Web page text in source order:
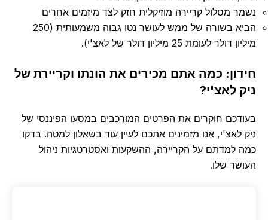
נשמר מסלול קריירה מוזיקלית חזק לצד מיזמים אחרים
הביא בשורה של ממש לעושר נטו גבוה משמעותית (250
מיליון דולר לעומת 25 מיליון דולר של לאצ'י).
חידון: כמה אתם מכירים את הונתו וקריירת של
ניק לאצ'י?
בעודכם חוקרים את הפרטים המורכבים במסעו הפיננסי של
ניק לאצ'י, אנו מזמינים אתכם לעיין עוד בשאלון למטה. בדקו
כמה למדתם על הקריירה, ההשקעות ואסטרטגיות ניהול
העושר שלו.